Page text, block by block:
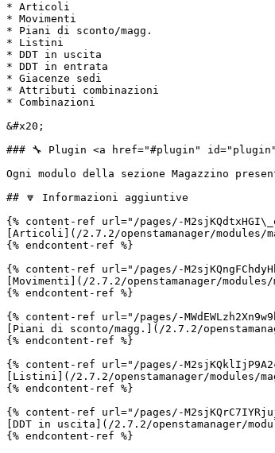
* Articoli
* Movimenti
* Piani di sconto/magg.
* Listini
* DDT in uscita
* DDT in entrata
* Giacenze sedi
* Attributi combinazioni
* Combinazioni
&#x20;
### 🔧 Plugin <a href="#plugin"
Ogni modulo della sezione Magazzino
## 🔽 Informazioni aggiuntive
{% content-ref url="/pages/-
[Articoli](/2.7.2/openstamanager/modules/
{% endcontent-ref %}
{% content-ref url="/pages/-
[Movimenti](/2.7.2/openstamanager/modules/
{% endcontent-ref %}
{% content-ref url="/pages/-
[Piani di sconto/magg.](/2.7.2/
{% endcontent-ref %}
{% content-ref url="/pages/-
[Listini](/2.7.2/openstamanager/modules/
{% endcontent-ref %}
{% content-ref url="/pages/-
[DDT in uscita](/2.7.2/openstamanager/
{% endcontent-ref %}